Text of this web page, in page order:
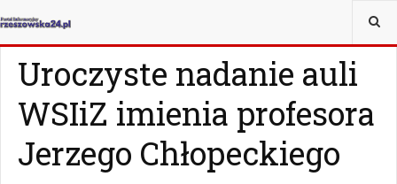
JESTEŚ TUTAJ:
Uroczyste nadanie auli
WSIiZ imienia profesora
Jerzego Chłopeckiego